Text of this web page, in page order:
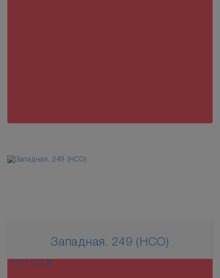
Западная, 249 (НСО)
2 842 000